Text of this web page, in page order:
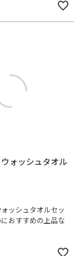
ォッシュタオル
ッシュタオルセッ
おすすめの上品な